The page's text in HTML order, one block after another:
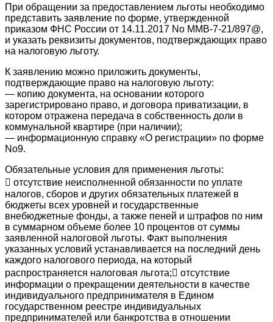
При обращении за предоставлением льготы необходимо
представить заявление по форме, утвержденной
приказом ФНС России от 14.11.2017 No ММВ-7-21/897@,
и указать реквизиты документов, подтверждающих право
на налоговую льготу.
К заявлению можно приложить документы,
подтверждающие право на налоговую льготу:
— копию документа, на основании которого
зарегистрировано право, и договора приватизации, в
котором отражена передача в собственность доли в
коммунальной квартире (при наличии);
— информационную справку «О регистрации» по форме
No9.
Обязательные условия для применения льготы:
 отсутствие неисполненной обязанности по уплате
налогов, сборов и других обязательных платежей в
бюджеты всех уровней и государственные
внебюджетные фонды, а также пеней и штрафов по ним
в суммарном объеме более 10 процентов от суммы
заявленной налоговой льготы. Факт выполнения
указанных условий устанавливается на последний день
каждого налогового периода, на который
распространяется налоговая льгота; отсутствие
информации о прекращении деятельности в качестве
индивидуального предпринимателя в Едином
государственном реестре индивидуальных
предпринимателей или банкротства в отношении